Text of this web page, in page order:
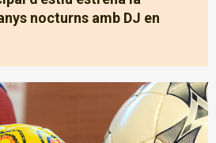
nocturns amb DJ en